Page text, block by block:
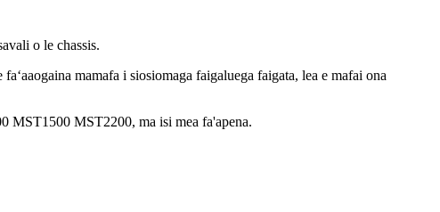
o le chassis.
mamafa i siosiomaga faigaluega faigata, lea e mafai ona
MST1500 MST2200, ma isi mea fa'apena.